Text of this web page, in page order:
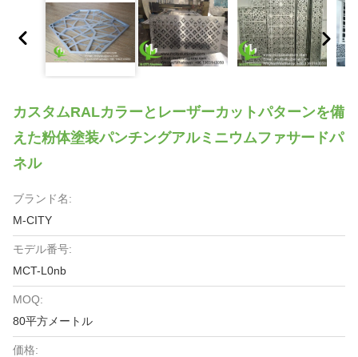
カスタムRALカラーとレーザーカットパターンを備
えた粉体塗装パンチングアルミニウムファサードパ
ネル
ブランド名:
M-CITY
モデル番号:
MCT-L0nb
MOQ:
80平方メートル
価格: